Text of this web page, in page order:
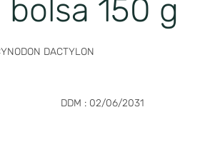
150 g
DACTYLON
DDM : 02/06/2031